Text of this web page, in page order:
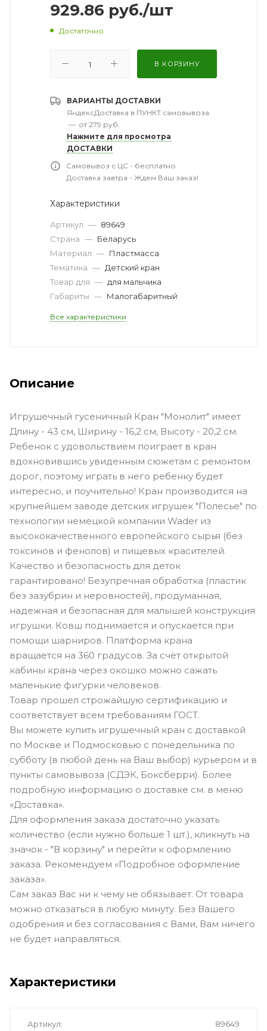
929.86 руб./шт
Достаточно
В КОРЗИНУ
ВАРИАНТЫ ДОСТАВКИ
ЯндексДоставка в ПУНКТ самовывоза
— от 279 руб.
Нажмите для просмотра
ДОСТАВКИ
Самовывоз с ЦС - бесплатно
Доставка завтра - Ждем Ваш заказ!
Характеристики
Артикул — 89649
Страна — Беларусь
Материал — Пластмасса
Тематика — Детский кран
Товар для — для мальчика
Габариты — Малогабаритный
Все характеристики
Описание
Игрушечный гусеничный Кран "Монолит" имеет
Длину - 43 см, Ширину - 16,2 см, Высоту - 20,2 см.
Ребенок с удовольствием поиграет в кран
вдохновившись увиденным сюжетам с ремонтом
дорог, поэтому играть в него ребенку будет
интересно, и поучительно! Кран производится на
крупнейшем заводе детских игрушек "Полесье" по
технологии немецкой компании Wader из
высококачественного европейского сырья (без
токсинов и фенолов) и пищевых красителей.
Качество и безопасность для деток
гарантировано! Безупречная обработка (пластик
без зазубрин и неровностей), продуманная,
надежная и безопасная для малышей конструкция
игрушки. Ковш поднимается и опускается при
помощи шарниров. Платформа крана
вращается на 360 градусов. За счёт открытой
кабины крана через окошко можно сажать
маленькие фигурки человеков.
Товар прошел строжайшую сертификацию и
соответствует всем требованиям ГОСТ.
Вы можете купить игрушечный кран с доставкой
по Москве и Подмосковью с понедельника по
субботу (в любой день на Ваш выбор) курьером и в
пункты самовывоза (СДЭК, Боксберри). Более
подробную информацию о доставке см. в меню
«Доставка».
Для оформления заказа достаточно указать
количество (если нужно больше 1 шт.), кликнуть на
значок - "В корзину" и перейти к оформлению
заказа. Рекомендуем «Подробное оформление
заказа».
Сам заказ Вас ни к чему не обязывает. От товара
можно отказаться в любую минуту. Без Вашего
одобрения и без согласования с Вами, Вам ничего
не будет направляться.
Характеристики
Артикул 89649